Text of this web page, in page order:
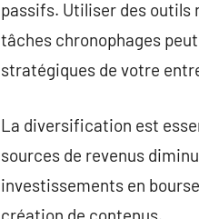
passifs. Utiliser des outils
tâches chronophages
stratégiques de votre
La diversification est
sources de revenus
investissements en